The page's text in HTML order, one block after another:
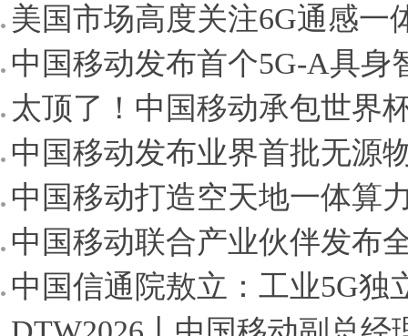
美国市场高度关注6G通感一
中国移动发布首个5G-A具身
太顶了！中国移动承包世界
中国移动发布业界首批无源
中国移动打造空天地一体算
中国移动联合产业伙伴发布
中国信通院敖立：工业5G独